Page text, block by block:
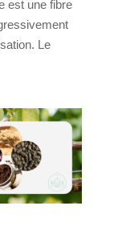
est une fibre
Le